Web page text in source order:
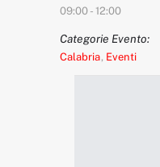
09:00 - 12:00
Categorie Evento:
Calabria, Eventi